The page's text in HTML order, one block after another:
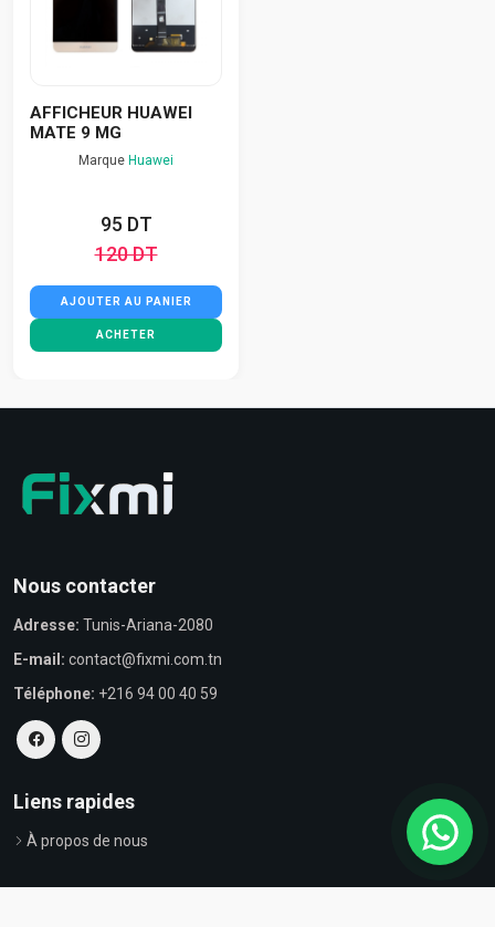
AFFICHEUR HUAWEI
MATE 9 MG
Marque Huawei
95 DT
120 DT
AJOUTER AU PANIER
ACHETER
Nous contacter
Adresse: Tunis-Ariana-2080
E-mail: contact@fixmi.com.tn
Téléphone: +216 94 00 40 59
Liens rapides
À propos de nous